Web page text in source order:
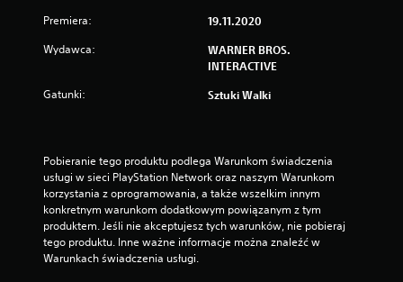
Premiera: 19.11.2020
Wydawca:
WARNER BROS.
INTERACTIVE
Gatunki: Sztuki Walki
Pobieranie tego produktu podlega Warunkom świadczenia
usługi w sieci PlayStation Network oraz naszym Warunkom
korzystania z oprogramowania, a także wszelkim innym
konkretnym warunkom dodatkowym powiązanym z tym
produktem. Jeśli nie akceptujesz tych warunków, nie pobieraj
tego produktu. Inne ważne informacje można znaleźć w
Warunkach świadczenia usługi.